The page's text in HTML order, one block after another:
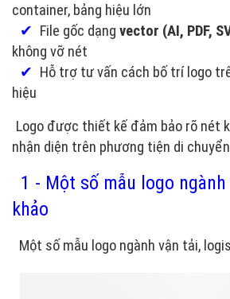
container, bảng hiệu lớn
✔ File gốc dạng vector (AI, PDF,
không vỡ nét
✔ Hỗ trợ tư vấn cách bố trí logo
hiệu
Logo được thiết kế đảm bảo rõ nét
nhận diện trên phương tiện di
1 - Một số mẫu logo
khảo
Một số mẫu logo ngành vận tải,